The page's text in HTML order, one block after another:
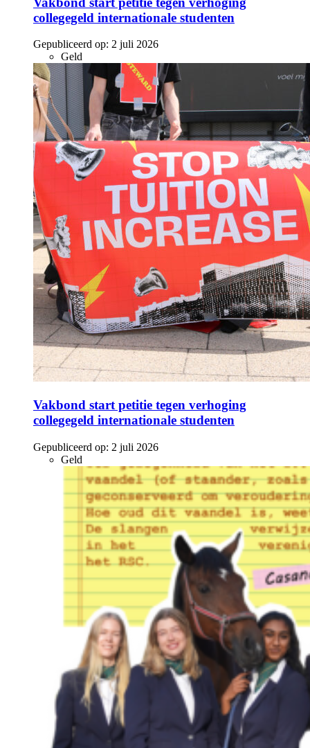
collegegeld internationale studenten
Gepubliceerd op: 2 juli 2026
Geld
Vakbond start petitie tegen verhoging
collegegeld internationale studenten
Gepubliceerd op: 2 juli 2026
Geld